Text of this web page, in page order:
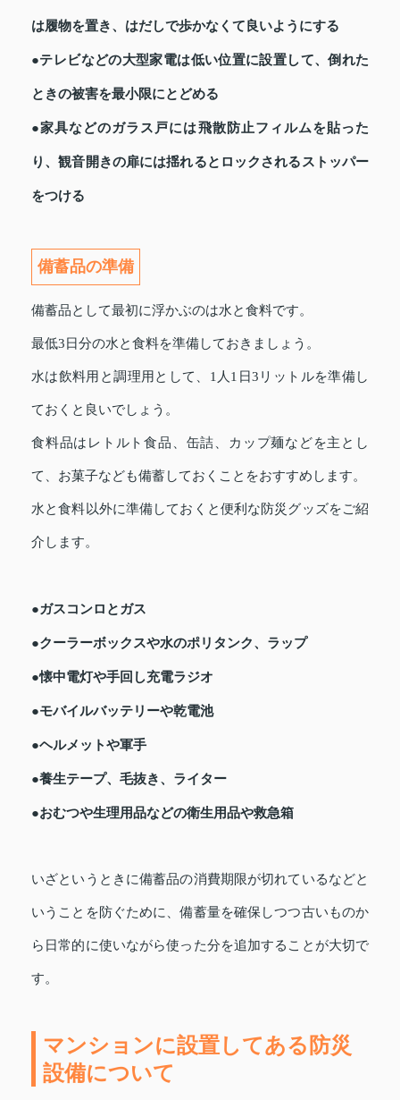
は履物を置き、はだしで歩かなくて良いようにする
●テレビなどの大型家電は低い位置に設置して、倒れた
ときの被害を最小限にとどめる
●家具などのガラス戸には飛散防止フィルムを貼った
り、観音開きの扉には揺れるとロックされるストッパー
をつける
備蓄品の準備
備蓄品として最初に浮かぶのは水と食料です。
最低3日分の水と食料を準備しておきましょう。
水は飲料用と調理用として、1人1日3リットルを準備し
ておくと良いでしょう。
食料品はレトルト食品、缶詰、カップ麺などを主とし
て、お菓子なども備蓄しておくことをおすすめします。
水と食料以外に準備しておくと便利な防災グッズをご紹
介します。
●ガスコンロとガス
●クーラーボックスや水のポリタンク、ラップ
●懐中電灯や手回し充電ラジオ
●モバイルバッテリーや乾電池
●ヘルメットや軍手
●養生テープ、毛抜き、ライター
●おむつや生理用品などの衛生用品や救急箱
いざというときに備蓄品の消費期限が切れているなどと
いうことを防ぐために、備蓄量を確保しつつ古いものか
ら日常的に使いながら使った分を追加することが大切で
す。
マンションに設置してある防災
設備について